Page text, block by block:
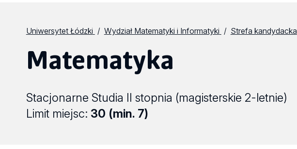
Uniwersytet Łódzki Wydział Matematyki i Informatyki Strefa kandydacka
Matematyka
Stacjonarne Studia II stopnia (magisterskie 2-letnie)
Limit miejsc: 30 (min. 7)